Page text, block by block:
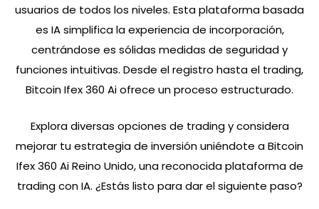
usuarios de todos los niveles. Esta plataforma basada
es IA simplifica la experiencia de incorporación,
centrándose es sólidas medidas de seguridad y
funciones intuitivas. Desde el registro hasta el trading,
Bitcoin Ifex 360 Ai ofrece un proceso estructurado.
Explora diversas opciones de trading y considera
mejorar tu estrategia de inversión uniéndote a Bitcoin
Ifex 360 Ai Reino Unido, una reconocida plataforma de
trading con IA. ¿Estás listo para dar el siguiente paso?